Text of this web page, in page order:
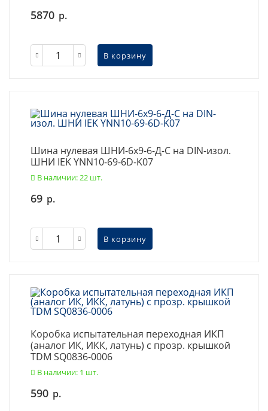
5870 р.
В корзину
Шина нулевая ШНИ-6х9-6-Д-С на DIN-изол.
ШНИ IEK YNN10-69-6D-K07
В наличии: 22 шт.
69 р.
В корзину
Коробка испытательная переходная ИКП
(аналог ИК, ИКК, латунь) с прозр. крышкой
TDM SQ0836-0006
В наличии: 1 шт.
590 р.